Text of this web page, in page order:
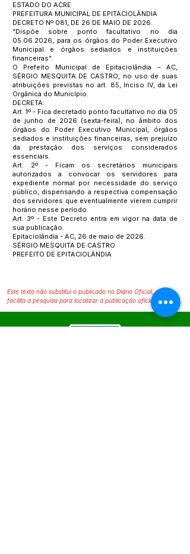
ESTADO DO ACRE
PREFEITURA MUNICIPAL DE EPITACIOLÂNDIA
DECRETO Nº 081, DE 26 DE MAIO DE 2026.
“Dispõe sobre ponto facultativo no dia
05.06.2026, para os órgãos do Poder Executivo
Municipal e órgãos sediados e instituições
financeiras”.
O Prefeito Municipal de Epitaciolândia – AC,
SÉRGIO MESQUITA DE CASTRO, no uso de suas
atribuições previstas no art. 85, Inciso IV, da Lei
Orgânica do Município.
DECRETA:
Art. 1º - Fica decretado ponto facultativo no dia 05
de junho de 2026 (sexta-feira), no âmbito dos
órgãos do Poder Executivo Municipal, órgãos
sediados e instituições financeiras, sem prejuízo
da prestação dos serviços considerados
essenciais.
Art. 2º - Ficam os secretários municipais
autorizados a convocar os servidores para
expediente normal por necessidade do serviço
público, dispensando a respectiva compensação
dos servidores que eventualmente vierem cumprir
horário nesse período.
Art. 3º - Este Decreto entra em vigor na data de
sua publicação.
Epitaciolândia - AC, 26 de maio de 2026.
SÉRGIO MESQUITA DE CASTRO
PREFEITO DE EPITACIOLÂNDIA
Este texto não substitui o publicado no Diário Oficial, mas
facilita a pesquisa para localizar a publicação oficial.